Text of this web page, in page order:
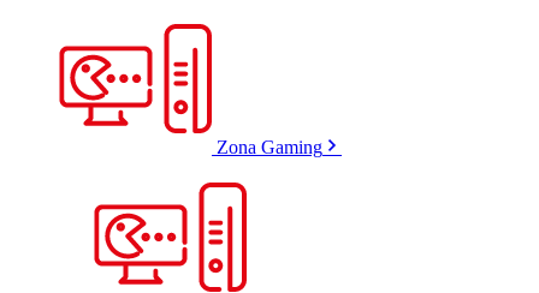
Zona Gaming